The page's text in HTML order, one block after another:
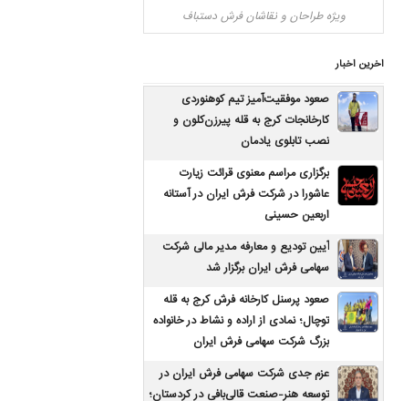
ویژه طراحان و نقاشان فرش دستباف
اخرین اخبار
صعود موفقیت‌آمیز تیم کوهنوردی
کارخانجات کرج به قله پیرزن‌کلون و
نصب تابلوی یادمان
برگزاری مراسم معنوی قرائت زیارت
عاشورا در شرکت فرش ایران در آستانه
اربعین حسینی
آیین تودیع و معارفه مدیر مالی شرکت
سهامی فرش ایران برگزار شد
صعود پرسنل کارخانه فرش کرج به قله
توچال؛ نمادی از اراده و نشاط در خانواده
بزرگ شرکت سهامی فرش ایران
عزم جدی شرکت سهامی فرش ایران در
توسعه هنر-صنعت قالی‌بافی در کردستان؛